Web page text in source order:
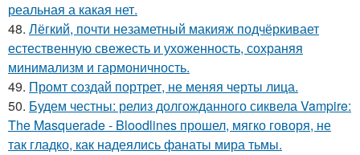
реальная а какая нет.
48. Лёгкий, почти незаметный макияж подчёркивает
естественную свежесть и ухоженность, сохраняя
минимализм и гармоничность.
49. Промт создай портрет, не меняя черты лица.
50. Будем честны: релиз долгожданного сиквела Vampire:
The Masquerade - Bloodlines прошел, мягко говоря, не
так гладко, как надеялись фанаты мира тьмы.